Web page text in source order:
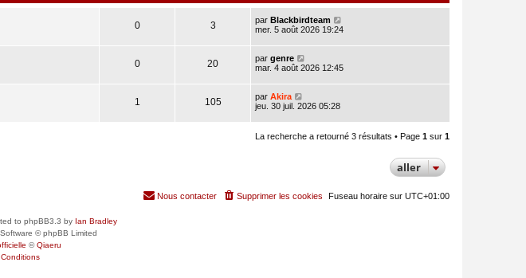
0 3 par Blackbirdteam
mer. 5 août 2026 19:24
0 20 par genre
mar. 4 août 2026 12:45
1 105 par Akira
jeu. 30 juil. 2026 05:28
La recherche a retourné 3 résultats • Page 1 sur 1
aller
Fuseau horaire sur UTC+01:00
Supprimer les cookies
Nous contacter
to phpBB3.3 by Ian Bradley
© phpBB Limited
©Qiaeru
Conditions